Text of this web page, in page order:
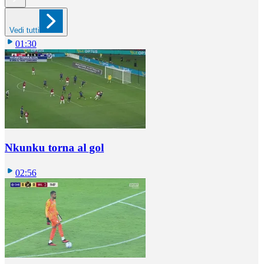
Vedi tutti
01:30
Nkunku torna al gol
02:56